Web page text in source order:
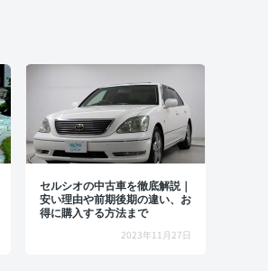
セルシオの中古車を徹底解説｜
安い理由や前期後期の違い、お
得に購入する方法まで
2023年11月27日